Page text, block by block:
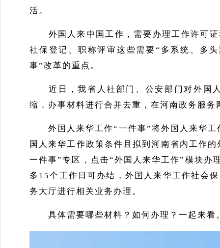
活。
外国人来中国工作，需要办理工作许可证
社保登记、职称评审这些需要“多系统、多
事”改革的重点。
近日，我省人社部门、公安部门对外国人
缩，办事材料进行合并去重，在河南政务服
外国人来华工作“一件事”将外国人来华工
国人来华工作政策条件且拟到河南省内工作
一件事”专区，点击“外国人来华工作”模块办
多15个工作日可办结，外国人来华工作社会
务大厅进行相关业务办理。
具体需要哪些材料？如何办理？一起来看